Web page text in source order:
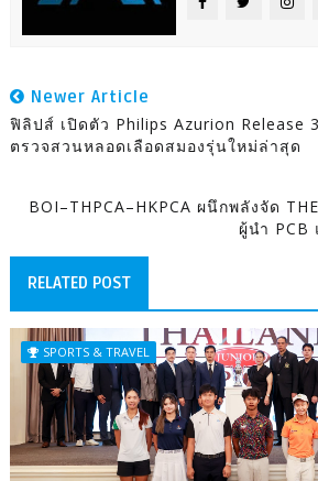
Newer Article
ฟิลิปส์ เปิดตัว Philips Azurion Release
ตรวจสวนหลอดเลือดสมองรุ่นใหม่ล่าสุด
BOI–THPCA–HKPCA ผนึกพลังจัด
ผู้นำ PCB
RELATED POST
SPORTS & TRAVEL